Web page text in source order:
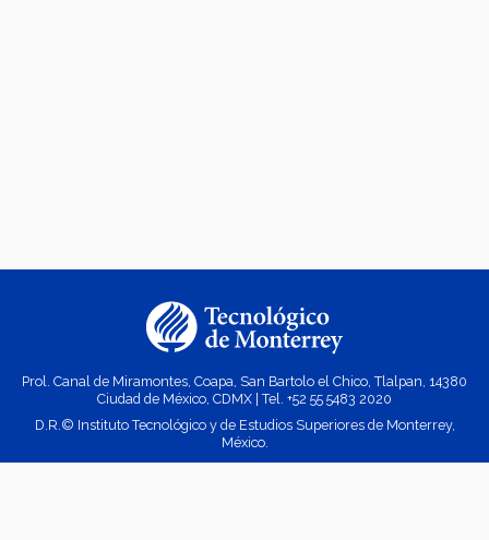
Prol. Canal de Miramontes, Coapa, San Bartolo el Chico, Tlalpan, 14380
Ciudad de México, CDMX | Tel. +52 55 5483 2020
D.R.© Instituto Tecnológico y de Estudios Superiores de Monterrey,
México.